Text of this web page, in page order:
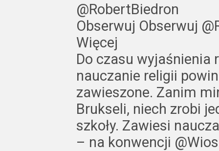
@RobertBiedron
Obserwuj Obserwuj
Więcej
Do czasu wyjaśnienia
nauczanie religii
zawieszone. Zanim
Brukseli, niech zrobi
szkoły. Zawiesi
– na konwencji